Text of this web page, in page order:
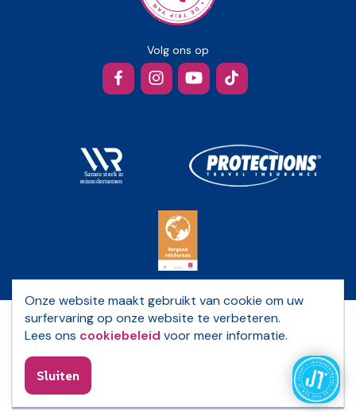
Volg ons op
FacebookInstagramYouTubeTikTok
Privacybeleid
Onze website maakt gebruikt van cookie om uw
surfervaring op onze website te verbeteren.
Lees ons cookiebeleid voor meer informatie.
Sluiten